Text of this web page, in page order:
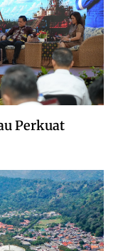
Perkuat